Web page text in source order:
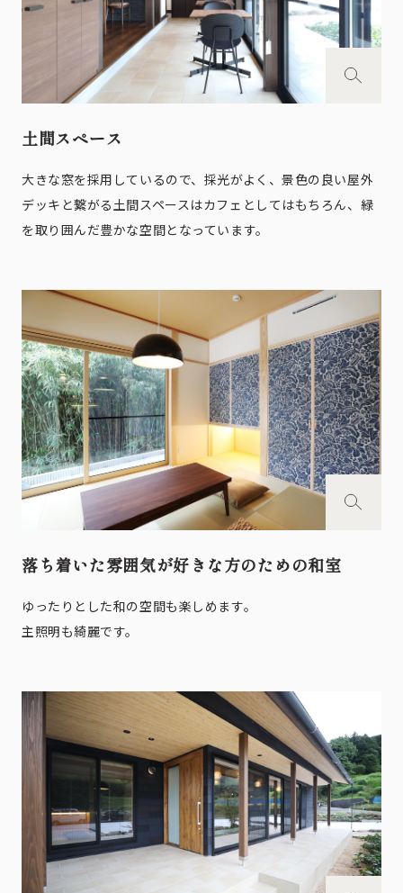
土間スペース
大きな窓を採用しているので、採光がよく、景色の良い屋外
デッキと繋がる土間スペースはカフェとしてはもちろん、緑
を取り囲んだ豊かな空間となっています。
落ち着いた雰囲気が好きな方のための和室
ゆったりとした和の空間も楽しめます。
主照明も綺麗です。